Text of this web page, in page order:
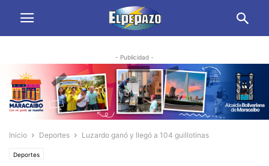
- Publicidad -
Inicio Deportes Luzardo ganó y llegó a 104 guillotinas
Deportes